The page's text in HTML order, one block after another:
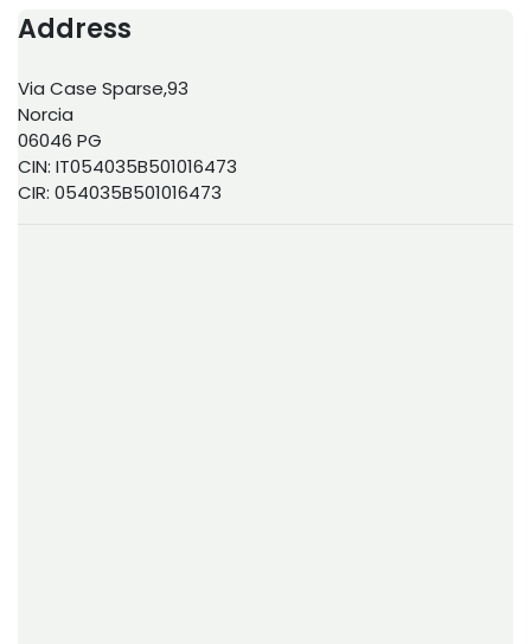
Address
Via Case Sparse,93
Norcia
06046 PG
CIN: IT054035B501016473
CIR: 054035B501016473